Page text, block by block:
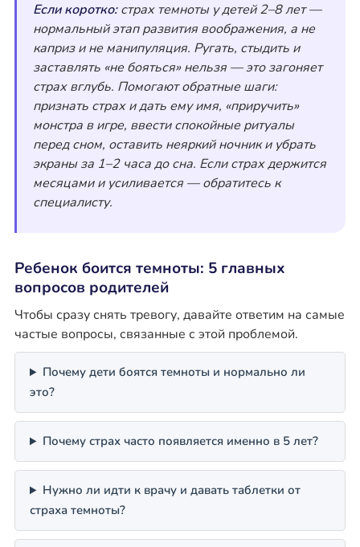
Если коротко:страх темноты у детей 2–8 лет —
нормальный этап развития воображения, а не
каприз и не манипуляция. Ругать, стыдить и
заставлять «не бояться» нельзя — это загоняет
страх вглубь. Помогают обратные шаги:
признать страх и дать ему имя, «приручить»
монстра в игре, ввести спокойные ритуалы
перед сном, оставить неяркий ночник и убрать
экраны за 1–2 часа до сна. Если страх держится
месяцами и усиливается — обратитесь к
специалисту.
Ребенок боится темноты: 5 главных
вопросов родителей
Чтобы сразу снять тревогу, давайте ответим на самые
частые вопросы, связанные с этой проблемой.
Почему дети боятся темноты и нормально ли
это?
Почему страх часто появляется именно в 5 лет?
Нужно ли идти к врачу и давать таблетки от
страха темноты?